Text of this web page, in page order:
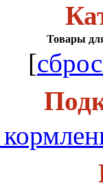
Товары
[